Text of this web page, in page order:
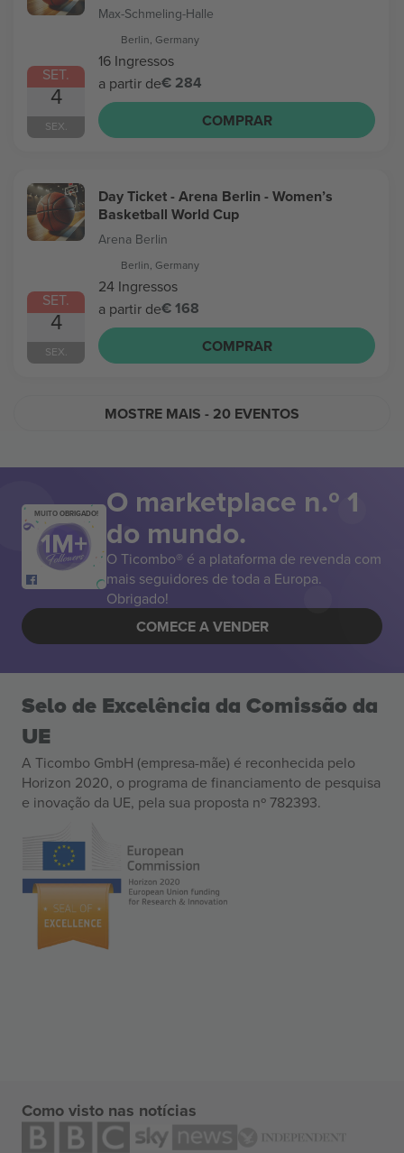
SET.
4
SEX.
Max-Schmeling-Halle
Berlin, Germany
16 Ingressos
a partir de€ 284
COMPRAR
SET.
4
SEX.
Day Ticket - Arena Berlin - Women’s
Basketball World Cup
Arena Berlin
Berlin, Germany
24 Ingressos
a partir de€ 168
COMPRAR
MOSTRE MAIS - 20 EVENTOS
MUITO OBRIGADO! O marketplace n.º 1
do mundo.
O Ticombo® é a plataforma de revenda com
mais seguidores de toda a Europa.
Obrigado!
COMECE A VENDER
Selo de Excelência da Comissão da
UE
A Ticombo GmbH (empresa-mãe) é reconhecida pelo
Horizon 2020, o programa de financiamento de pesquisa
e inovação da UE, pela sua proposta nº 782393.
Como visto nas notícias